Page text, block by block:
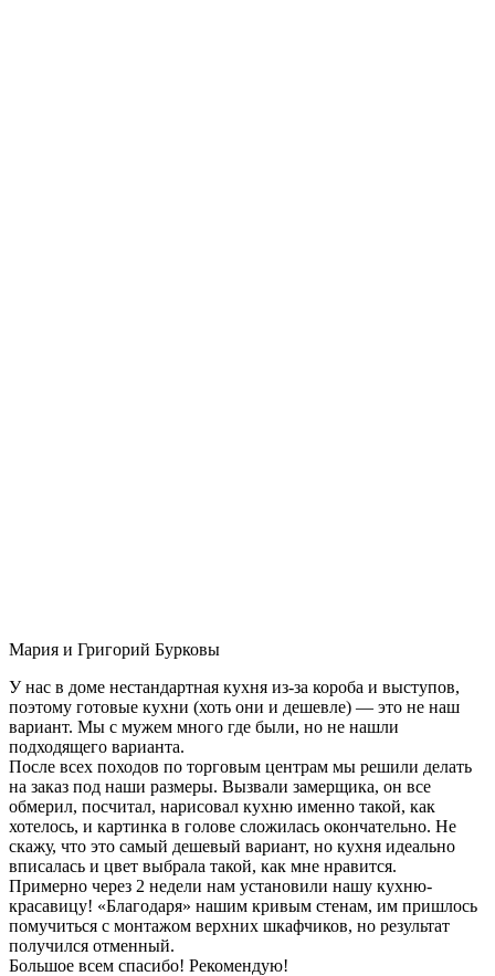
Мария и Григорий Бурковы
У нас в доме нестандартная кухня из-за короба и выступов,
поэтому готовые кухни (хоть они и дешевле) — это не наш
вариант. Мы с мужем много где были, но не нашли
подходящего варианта.
После всех походов по торговым центрам мы решили делать
на заказ под наши размеры. Вызвали замерщика, он все
обмерил, посчитал, нарисовал кухню именно такой, как
хотелось, и картинка в голове сложилась окончательно. Не
скажу, что это самый дешевый вариант, но кухня идеально
вписалась и цвет выбрала такой, как мне нравится.
Примерно через 2 недели нам установили нашу кухню-
красавицу! «Благодаря» нашим кривым стенам, им пришлось
помучиться с монтажом верхних шкафчиков, но результат
получился отменный.
Большое всем спасибо! Рекомендую!